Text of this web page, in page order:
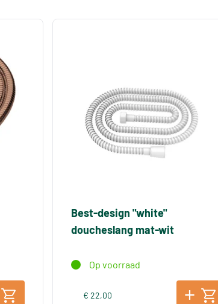
Best-design "white"
doucheslang mat-wit
Op voorraad
€ 22,00